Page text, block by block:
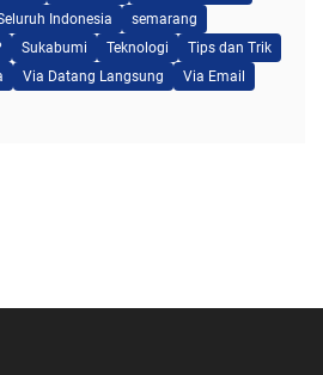
Indonesia
semarang
Sukabumi Teknologi
Tips dan Trik
Via Datang Langsung
Via Email